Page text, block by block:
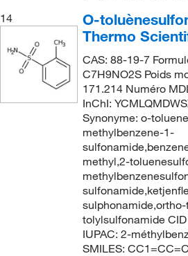
14
O-
Thermo
CAS: 88-19-7
C7H9NO2S Poids
171.214 Numéro
InChI:
Synonyme: o-
methylbenzene-1-
methyl,2-
tolylsulfonamide
IUPAC: 2-
SMILES: